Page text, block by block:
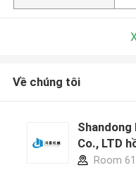
Về chúng tôi
Shandong
Co., LTD
Room